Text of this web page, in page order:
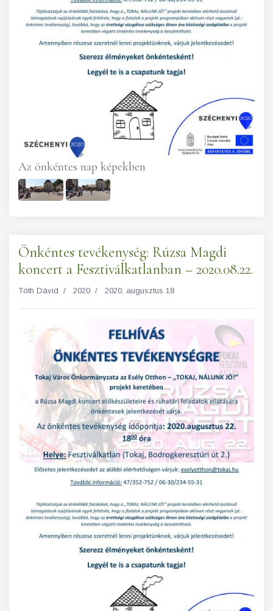
Az önkéntes nap képekben
Önkéntes tevékenység: Rúzsa Magdi
koncert a Fesztiválkatlanban – 2020.08.22.
Tóth Dávid 2020 2020. augusztus 18